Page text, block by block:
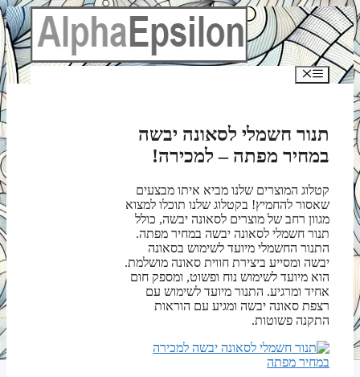
לדלג
לתוכן
תפריט
תנור חשמלי לסאונה יבשה
במחיר מפתה – למכירה!
קטלוג המוצרים שלנו מביא איתו מבצעים
שאסור להחמיץ! בקטלוג שלנו תוכלו למצוא
מגוון רחב של מוצרים לסאונה יבשה, כולל
תנור חשמלי לסאונה יבשה במחיר מפתה.
התנור החשמלי מיועד לשימוש בסאונה
יבשה ומסייע ביצירת חווית סאונה מושלמת.
הוא מיועד לשימוש נוח ופשוט, ומספק חום
אחיד ומרגיע. התנור מיועד לשימוש עם
רצפת סאונה יבשה ומגיע עם הוראות
התקנה פשוטות.